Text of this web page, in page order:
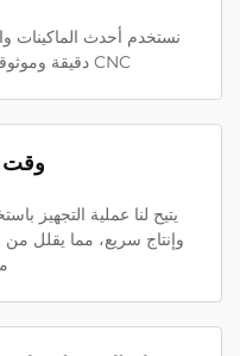
نستخدم أحدث الماكينات
CNC دقيقة وموثوقة مخصصة وفقًا لمتطلباتك.
وقت
وإنتاج سريع، مما يقلل من